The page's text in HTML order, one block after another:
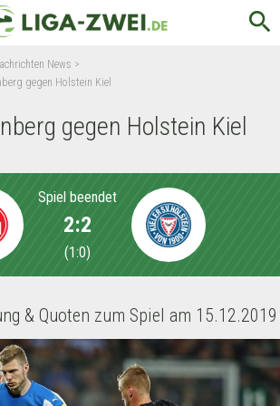
search
News >
gegen Holstein Kiel
gegen Holstein Kiel
Spiel beendet
2:2
(1:0)
& Quoten zum Spiel am 15.12.2019